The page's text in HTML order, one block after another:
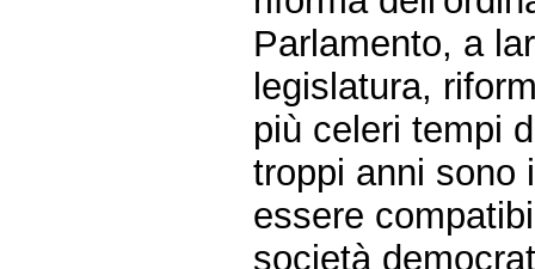
Parlamento, a
legislatura,
più celeri tempi
troppi anni sono
essere
società